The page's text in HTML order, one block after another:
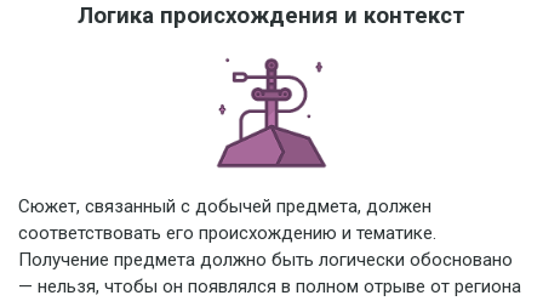
Логика происхождения и контекст
Сюжет, связанный с добычей предмета, должен
соответствовать его происхождению и тематике.
Получение предмета должно быть логически обосновано
— нельзя, чтобы он появлялся в полном отрыве от региона